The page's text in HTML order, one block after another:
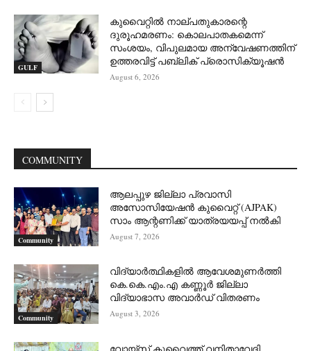
GULF
കുവൈറ്റിൽ നാല്പതുകാരന്റെ
ദുരൂഹമരണം: കൊലപാതകമെന്ന്
സംശയം, വിപുലമായ അന്വേഷണത്തിന്
ഉത്തരവിട്ട് പബ്ലിക് പ്രൊസിക്യൂഷൻ
August 6, 2026
COMMUNITY
Community
ആലപ്പുഴ ജില്ലാ പ്രവാസി
അസോസിയേഷൻ കുവൈറ്റ് (AJPAK)
സാം ആന്റണിക്ക് യാത്രയയപ്പ് നൽകി
August 7, 2026
Community
വിദ്യാർത്ഥികളിൽ ആവേശമുണർത്തി
കെ.കെ.എം.എ കണ്ണൂർ ജില്ലാ
വിദ്യാഭാസ അവാർഡ് വിതരണം
August 3, 2026